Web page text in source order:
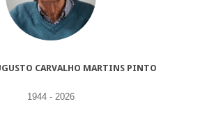
CARVALHO MARTINS PINTO
1944 - 2026